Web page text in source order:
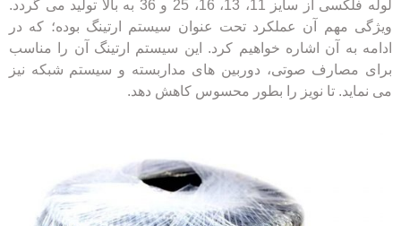
لوله فلکسی از سایز 11، 13، 16، 25 و 36 به بالا تولید می گردد.
ویژگی مهم آن عملکرد تحت عنوان سیستم ارتینگ بوده؛ که در
ادامه به آن اشاره خواهیم کرد. این سیستم ارتینگ آن را مناسب
برای مصارف صوتی، دوربین های مداربسته و سیستم شبکه نیز
می نماید. تا نویز را بطور محسوس کاهش دهد.